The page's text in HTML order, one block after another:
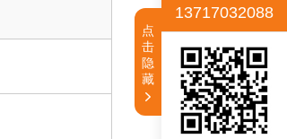
13717032088
点
击
隐
藏